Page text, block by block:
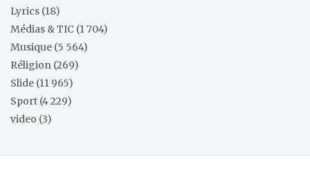
Lyrics (18)
Médias & TIC (1 704)
Musique (5 564)
Réligion (269)
Slide (11 965)
Sport (4 229)
video (3)